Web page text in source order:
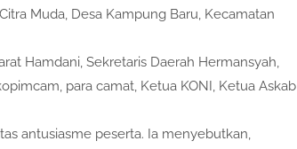
Muda, Desa Kampung Baru, Kecamatan
Hamdani, Sekretaris Daerah Hermansyah,
para camat, Ketua KONI, Ketua Askab
antusiasme peserta. Ia menyebutkan,